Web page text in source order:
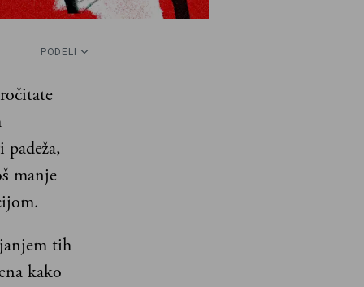
PODELI
manje
tih
kako